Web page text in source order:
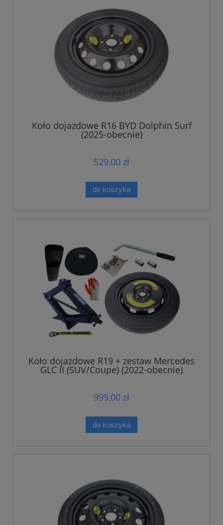
Koło dojazdowe R16 BYD Dolphin Surf
(2025-obecnie)
529,00 zł
do koszyka
Koło dojazdowe R19 + zestaw Mercedes
GLC II (SUV/Coupe) (2022-obecnie)
999,00 zł
do koszyka